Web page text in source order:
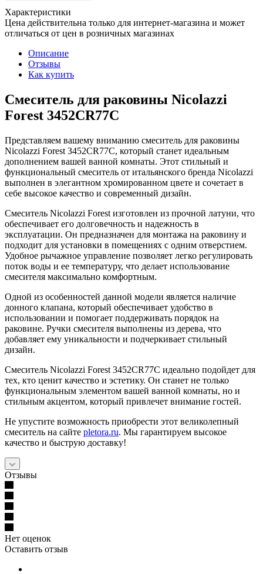
Характеристики
Цена действительна только для интернет-магазина и может
отличаться от цен в розничных магазинах
Описание
Отзывы
Как купить
Смеситель для раковины Nicolazzi
Forest 3452CR77C
Представляем вашему вниманию смеситель для раковины
Nicolazzi Forest 3452CR77C, который станет идеальным
дополнением вашей ванной комнаты. Этот стильный и
функциональный смеситель от итальянского бренда Nicolazzi
выполнен в элегантном хромированном цвете и сочетает в
себе высокое качество и современный дизайн.
Смеситель Nicolazzi Forest изготовлен из прочной латуни, что
обеспечивает его долговечность и надежность в
эксплуатации. Он предназначен для монтажа на раковину и
подходит для установки в помещениях с одним отверстием.
Удобное рычажное управление позволяет легко регулировать
поток воды и ее температуру, что делает использование
смесителя максимально комфортным.
Одной из особенностей данной модели является наличие
донного клапана, который обеспечивает удобство в
использовании и помогает поддерживать порядок на
раковине. Ручки смесителя выполнены из дерева, что
добавляет ему уникальности и подчеркивает стильный
дизайн.
Смеситель Nicolazzi Forest 3452CR77C идеально подойдет для
тех, кто ценит качество и эстетику. Он станет не только
функциональным элементом вашей ванной комнаты, но и
стильным акцентом, который привлечет внимание гостей.
Не упустите возможность приобрести этот великолепный
смеситель на сайте pletora.ru. Мы гарантируем высокое
качество и быструю доставку!
Отзывы
Нет оценок
Оставить отзыв